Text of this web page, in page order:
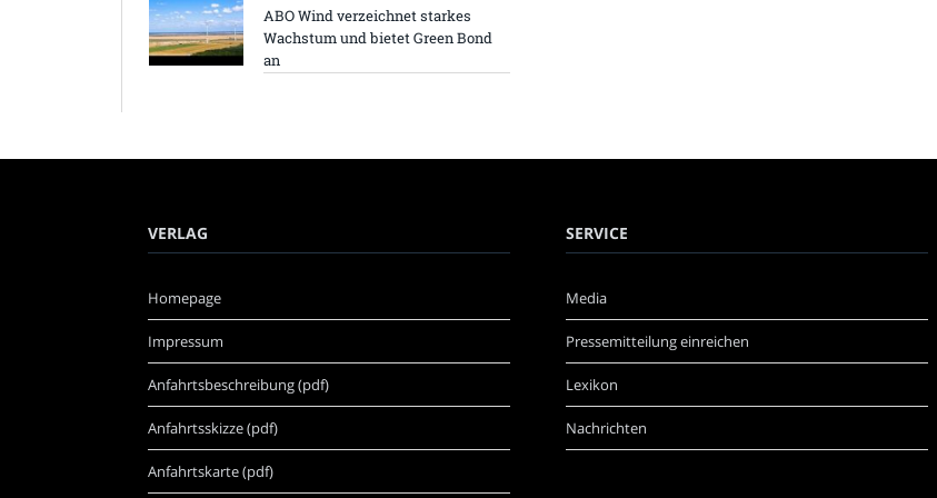
ABO Wind verzeichnet starkes
Wachstum und bietet Green Bond
an
VERLAG
Homepage
Impressum
Anfahrtsbeschreibung (pdf)
Anfahrtsskizze (pdf)
Anfahrtskarte (pdf)
SERVICE
Media
Pressemitteilung einreichen
Lexikon
Nachrichten